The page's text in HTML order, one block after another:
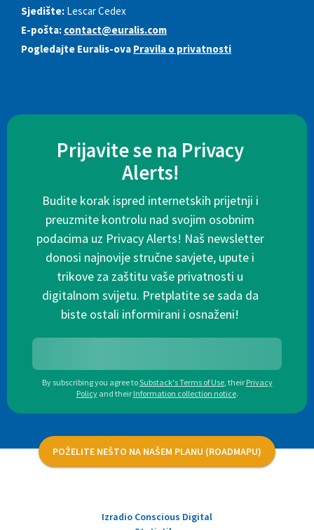
Sjedište: Lescar Cedex
E-pošta: contact@euralis.com
Pogledajte Euralis-ova Pravila o privatnosti
Prijavite se na Privacy
Alerts!
Budite korak ispred internetskih prijetnji i
preuzmite kontrolu nad svojim osobnim
podacima uz Privacy Alerts! Naš newsletter
donosi najnovije stručne savjete, upute i
trikove za zaštitu vaše privatnosti u
digitalnom svijetu. Pretplatite se sada da
biste ostali informirani i osnaženi!
By subscribing you agree toSubstack's Terms of Use, their Privacy
Policy and their Information collection notice.
POŽELITE NEŠTO NA NAŠEM PLANU (ROADMAPU)
Izradio Conscious Digital